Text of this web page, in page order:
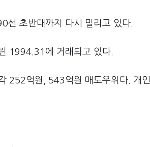
선 초반대까지 다시 밀리고 있다.
1994.31에 거래되고 있다.
252억원, 543억원 매도우위다. 개인